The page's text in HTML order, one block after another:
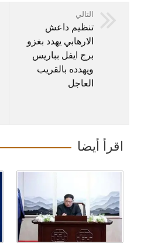
التالي
تنظيم داعش
الارهابي يهدد بغزو
برج ايفل بباريس
ويهدده بالقريب
العاجل
اقرأ أيضا